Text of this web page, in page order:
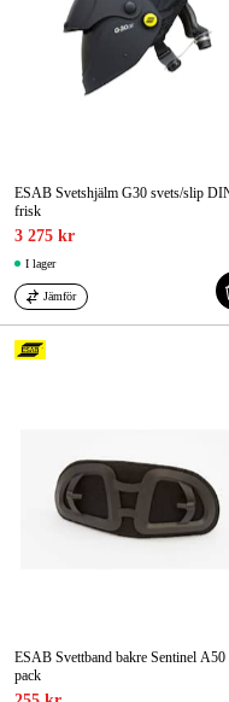
ESAB Svetshjälm G30 svets/slip
frisk
3 275 kr
I lager
Jämför
ESAB Svettband bakre Sentinel A50
pack